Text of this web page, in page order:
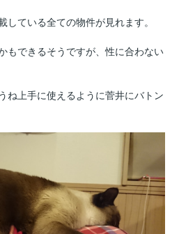
している全ての物件が見れます。
もできるそうですが、性に合わない
ね上手に使えるように菅井にバトン